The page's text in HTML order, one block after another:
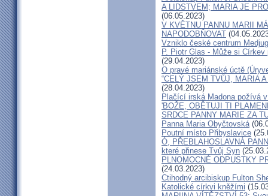
A LIDSTVEM; MARIA JE
(06.05.2023)
V KVĚTNU PANNU MARII
NAPODOBŇOVAT
Vzniklo české centrum
P. Piotr Glas - Může si
(29.04.2023)
O pravé mariánské úctě
“CELÝ JSEM TVŮJ, MARIA
(28.04.2023)
Plačící irská Madona požívá
'BOŽE, OBĚTUJI TI
SRDCE PANNY MARIE ZA
Panna Maria Obyčtovská
Poutní místo Přibyslavice
Ó, PŘEBLAHOSLAVNÁ
které přinese Tvůj Syn
PLNOMOCNÉ ODPUSTKY
(24.03.2023)
Ctihodný arcibiskup Fulton
Katolické církvi kněžími